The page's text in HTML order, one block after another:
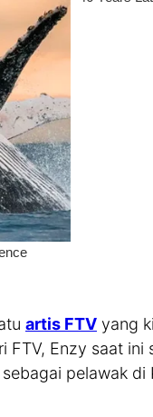
artis FTV yang
FTV, Enzy saat
pelawak